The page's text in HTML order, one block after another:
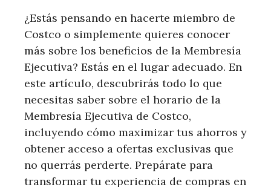
¿Estás pensando en hacerte miembro de
Costco o simplemente quieres conocer
más sobre los beneficios de la Membresía
Ejecutiva? Estás en el lugar adecuado. En
este artículo, descubrirás todo lo que
necesitas saber sobre el horario de la
Membresía Ejecutiva de Costco,
incluyendo cómo maximizar tus ahorros y
obtener acceso a ofertas exclusivas que
no querrás perderte. Prepárate para
transformar tu experiencia de compras en